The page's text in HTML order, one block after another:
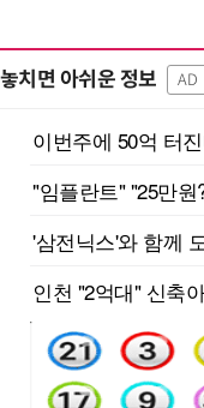
놓치면 아쉬운 정보 AD